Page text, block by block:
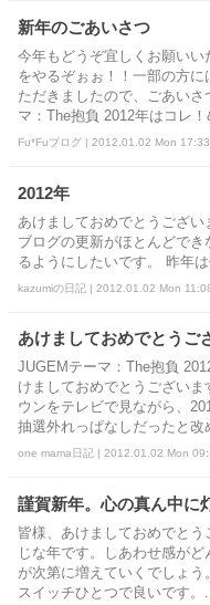
新年のごあいさつ
今年もどうぞ宜しくお願いい
をやるぞぉぉ！！一部の方
ただきましたので、ごあい
マ：The抱負 2012年はコレ！
Fu*Fuブログ | 2012.01.02 Mon 17:33
2012年
あけましておめでとうござい
ブログの更新がほとんどで
るようにしたいです。 昨年
kazumiの日記 | 2012.01.02 Mon
あけましておめでとうご
JUGEMテーマ：The抱負
けましておめでとうござい
ウンをテレビで見ながら、
抽選外れっぱなしだったと改
one mama日記 | 2012.01.02 Mon
謹賀新年。心の真ん中に
皆様、あけましておめでと
じな年です。しあわせ感が
が次第に増えていくでしょう
スイッチひとつで良いです。...